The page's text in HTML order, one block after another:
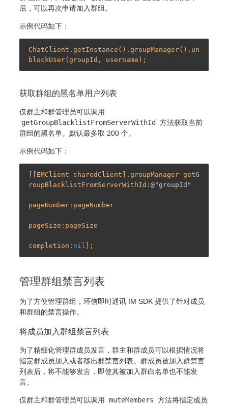
后，可以再次申请加入群组。
示例代码如下：
ChatClient.getInstance().groupManager().un
获取群组的黑名单用户列表
仅群主和群管理员可以调用
getGroupBlacklistFromServerWithId
方法获取当前
群组的黑名单。默认最多取 200 个。
示例代码如下：
[[EMClient sharedClient].groupManager getG
roupBlacklistFromServerWithId: @"groupId"
pageNumber:pageNumber
pageSize:pageSize
completion: nil
管理群组禁言列表
为了方便管理群组，环信即时通讯 IM SDK 提供了针对成员
和群组的禁言操作。
将成员加入群组禁言列表
为了精细化管理群成员发言，群主和群成员可以根据情况将
指定群成员加入或者移出群禁言列表。群成员被加入群禁言
列表后，将不能够发言，即使其被加入群白名单也不能发
言。
仅群主和群管理员可以调用 muteMembers 方法将指定成员